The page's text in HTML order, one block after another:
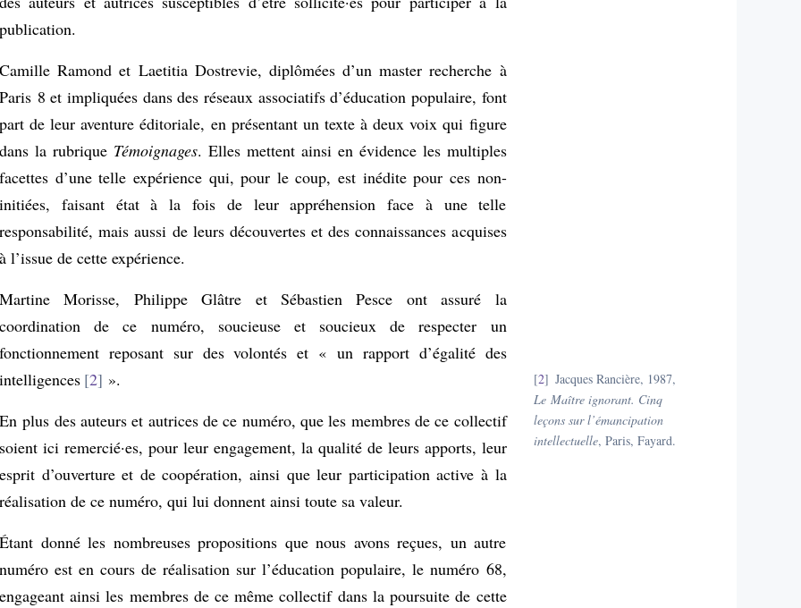
publication.
Camille Ramond et Laetitia Dostrevie, diplômées d’un master recherche à
Paris 8 et impliquées dans des réseaux associatifs d’éducation populaire, font
part de leur aventure éditoriale, en présentant un texte à deux voix qui figure
dans la rubrique Témoignages. Elles mettent ainsi en évidence les multiples
facettes d’une telle expérience qui, pour le coup, est inédite pour ces non-
initiées, faisant état à la fois de leur appréhension face à une telle
responsabilité, mais aussi de leurs découvertes et des connaissances acquises
à l’issue de cette expérience.
Martine Morisse, Philippe Glâtre et Sébastien Pesce ont assuré la
coordination de ce numéro, soucieuse et soucieux de respecter un
fonctionnement reposant sur des volontés et « un rapport d’égalité des
intelligences 2 ».
En plus des auteurs et autrices de ce numéro, que les membres de ce collectif
soient ici remercié·es, pour leur engagement, la qualité de leurs apports, leur
esprit d’ouverture et de coopération, ainsi que leur participation active à la
réalisation de ce numéro, qui lui donnent ainsi toute sa valeur.
Étant donné les nombreuses propositions que nous avons reçues, un autre
numéro est en cours de réalisation sur l’éducation populaire, le numéro 68,
engageant ainsi les membres de ce même collectif dans la poursuite de cette
2
Jacques Rancière, 1987,
Le Maître ignorant. Cinq
leçons sur l’émancipation
intellectuelle, Paris, Fayard.